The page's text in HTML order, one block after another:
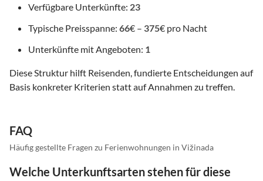
Verfügbare Unterkünfte: 23
Typische Preisspanne: 66€ – 375€ pro Nacht
Unterkünfte mit Angeboten: 1
Diese Struktur hilft Reisenden, fundierte Entscheidungen auf
Basis konkreter Kriterien statt auf Annahmen zu treffen.
FAQ
Häufig gestellte Fragen zu Ferienwohnungen in Vižinada
Welche Unterkunftsarten stehen für diese